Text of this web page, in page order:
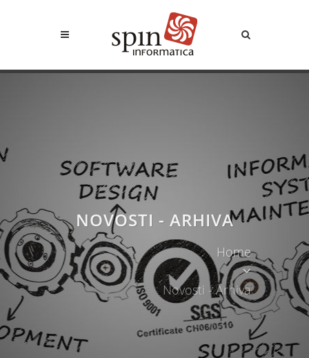
NOVOSTI - ARHIVA
Home
Novosti - Arhiva